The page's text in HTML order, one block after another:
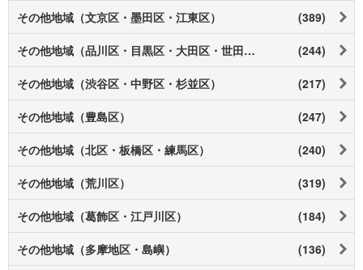
その他地域（文京区・墨田区・江東区） (389)
その他地域（品川区・目黒区・大田区・世田谷区） (244)
その他地域（渋谷区・中野区・杉並区） (217)
その他地域（豊島区） (247)
その他地域（北区・板橋区・練馬区） (240)
その他地域（荒川区） (319)
その他地域（葛飾区・江戸川区） (184)
その他地域（多摩地区・島嶼） (136)